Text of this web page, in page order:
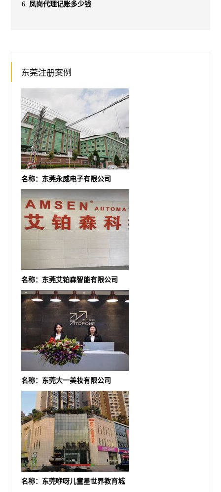
凤岗代理记账多少钱
东莞注册案例
名称：东莞永威电子有限公司
名称：东莞艾铂森智能有限公司
名称：东莞大一美妆有限公司
名称：东莞咿呀儿童星世界教育城